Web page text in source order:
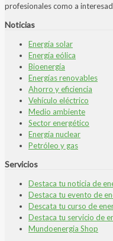
profesionales como a
Noticias
Energía solar
Energía eólica
Bioenergía
Energías renovables
Ahorro y eficiencia
Vehículo eléctrico
Medio ambiente
Sector energético
Energía nuclear
Petróleo y gas
Servicios
Destaca tu noticia de
Destaca tu evento de
Descata tu curso de
Destaca tu servicio de
Mundoenergia Shop